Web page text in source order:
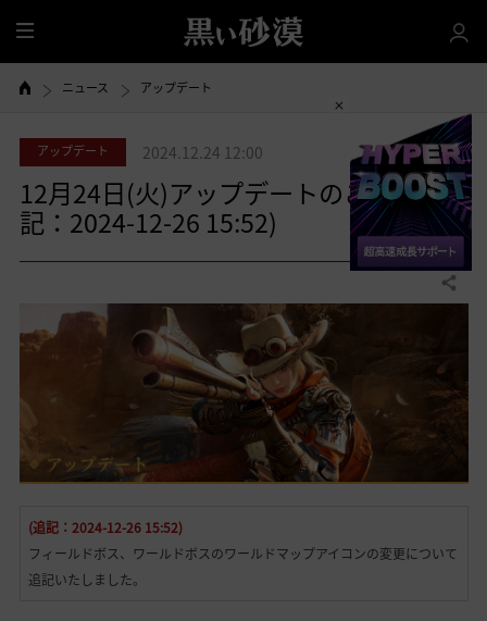
全
体
ニュース アップデート
アップデート 2024.12.24 12:00
12月24日(火)アップデートのご案内(追
記：2024-12-26 15:52)
共有する
(追記：2024-12-26 15:52)
フィールドボス、ワールドボスのワールドマップアイコンの変更について
追記いたしました。